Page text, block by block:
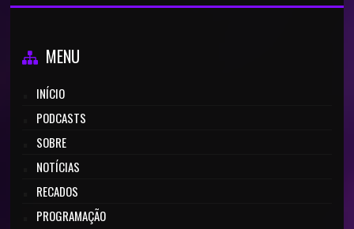
MENU
INÍCIO
PODCASTS
SOBRE
NOTÍCIAS
RECADOS
PROGRAMAÇÃO